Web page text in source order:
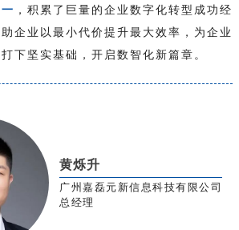
，积累了巨量的企业数字化转型成功经
企业以最小代价提升最大效率，为企业
下坚实基础，开启数智化新篇章。
黄烁升
广州嘉磊元新信息科技有限公司
总经理